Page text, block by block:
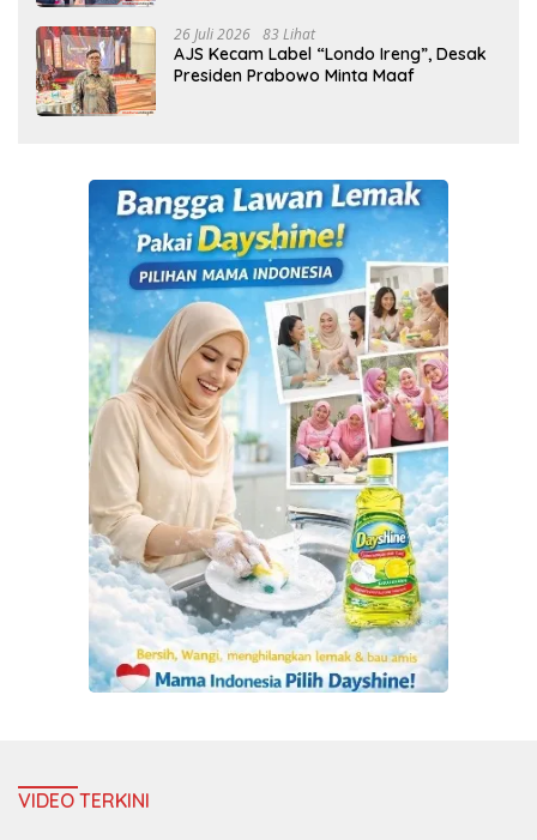
26 Juli 2026 83 Lihat
AJS Kecam Label “Londo Ireng”, Desak
Presiden Prabowo Minta Maaf
VIDEO TERKINI